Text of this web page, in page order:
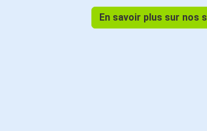
En savoir plus sur nos